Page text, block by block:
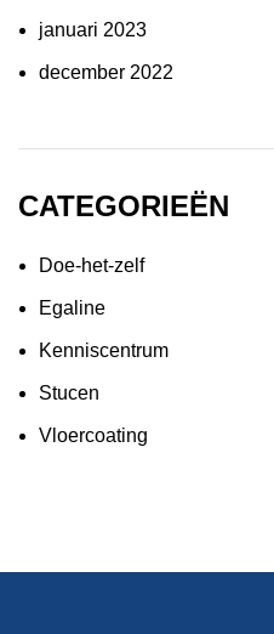
januari 2023
december 2022
CATEGORIEËN
Doe-het-zelf
Egaline
Kenniscentrum
Stucen
Vloercoating